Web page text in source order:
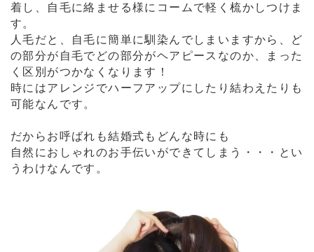
着し、自毛に絡ませる様にコームで軽く梳かしつけま
す。
人毛だと、自毛に簡単に馴染んでしまいますから、ど
の部分が自毛でどの部分がヘアピースなのか、まった
く区別がつかなくなります！
時にはアレンジでハーフアップにしたり結わえたりも
可能なんです。
だからお呼ばれも結婚式もどんな時にも
自然におしゃれのお手伝いができてしまう・・・とい
うわけなんです。